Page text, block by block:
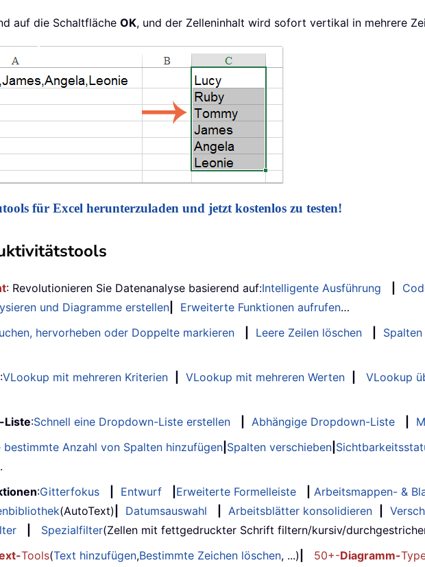
auf die Schaltfläche OK, und der Zelleninhalt wird sofort vertikal in mehrere
für Excel herunterzuladen und jetzt kostenlos zu testen!
: Revolutionieren Sie Datenanalyse basierend auf:Intelligente Ausführung
und Diagramme erstellen Erweiterte Funktionen aufrufen…
hervorheben oder Doppelte markieren Leere Zeilen löschen
:VLookup mit mehreren Kriterien VLookup mit mehreren Werten VLookup
Liste:Schnell eine Dropdown-Liste erstellen Abhängige Dropdown-Liste
bestimmte Anzahl von Spalten hinzufügen Spalten verschieben
:Gitterfokus Entwurf Erweiterte Formelleiste
Arbeitsmappen- &
(AutoText) Datumsauswahl Arbeitsblätter konsolidieren
Spezialfilter(Zellen mit fettgedruckter Schrift filtern/kursiv/
Tools(Text hinzufügen,Bestimmte Zeichen löschen, ...) 50+-Diagramm-